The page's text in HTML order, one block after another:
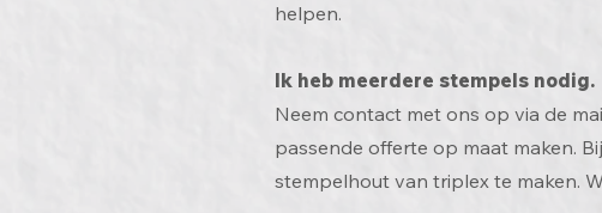
helpen.
Ik heb meerdere stempels nodig.
Neem contact met ons op via de
passende offerte op maat maken.
stempelhout van triplex te maken.